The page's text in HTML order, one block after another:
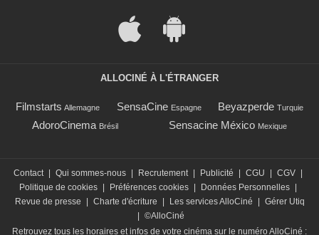
ALLOCINÉ À L'ÉTRANGER
Filmstarts Allemagne SensaCine Espagne Beyazperde Turquie
AdoroCinema Brésil Sensacine México Mexique
Contact | Qui sommes-nous | Recrutement | Publicité | CGU | CGV |
Politique de cookies | Préférences cookies | Données Personnelles |
Revue de presse
| Charte d'écriture | Les services AlloCiné | Gérer Utiq
| ©AlloCiné
Retrouvez tous les horaires et infos de votre cinéma sur le numéro AlloCiné :